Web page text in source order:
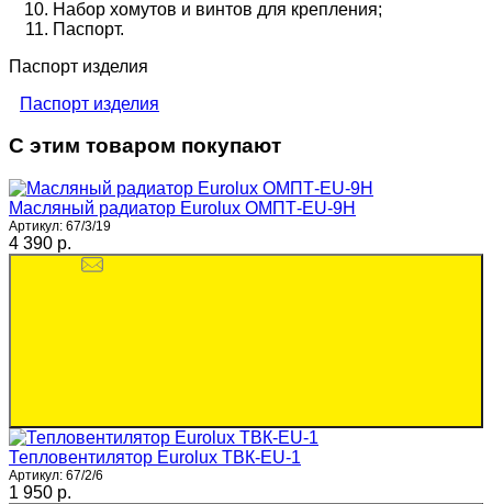
Набор хомутов и винтов для крепления;
Паспорт.
Паспорт изделия
Паспорт изделия
С этим товаром покупают
Масляный радиатор Eurolux ОМПТ-EU-9Н
Артикул: 67/3/19
4 390 p.
Тепловентилятор Eurolux ТВК-EU-1
Артикул: 67/2/6
1 950 p.